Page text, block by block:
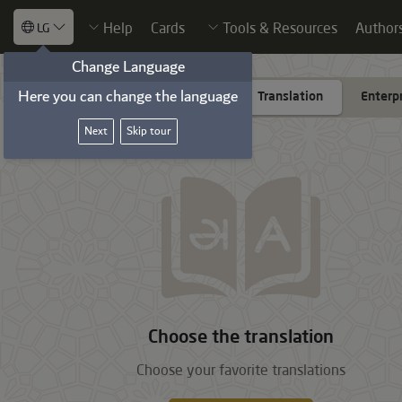
Tools & Resources
Cards
Help
LG
Translation
Add translate
Choose the translation
Choose your favorite translations
Change Language
Here you can change the language
Skip tour
Next